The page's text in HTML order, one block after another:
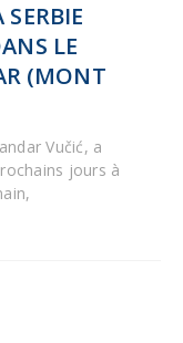
SERBIE
LE
(MONT
Vučić, a
jours à